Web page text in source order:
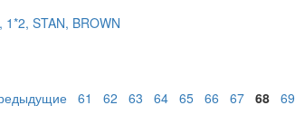
61
62 63 64 65 66 67 68 69